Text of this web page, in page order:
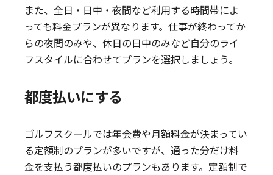
また、全日・日中・夜間など利用する時間帯によ
っても料金プランが異なります。仕事が終わってか
らの夜間のみや、休日の日中のみなど自分のライ
フスタイルに合わせてプランを選択しましょう。
都度払いにする
ゴルフスクールでは年会費や月額料金が決まってい
る定額制のプランが多いですが、通った分だけ料
金を支払う都度払いのプランもあります。定額制で